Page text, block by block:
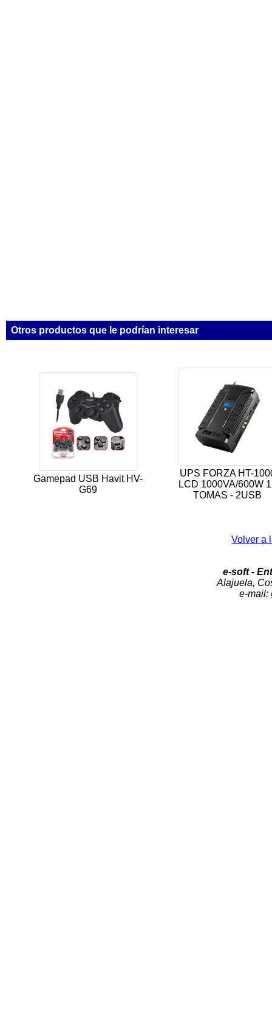
Otros productos que le podrían interesar
Gamepad USB Havit HV-
G69
UPS FORZA HT-
LCD 1000VA/600W
TOMAS - 2USB
Volver a
e-soft -
Alajuela,
e-mail: